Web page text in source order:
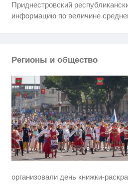
Приднестровский
информацию по величине
Регионы и общество
организовали день книжки-
Ролик длится
Королева вагона
Ржу не переставая, это
вы будете в шоке от